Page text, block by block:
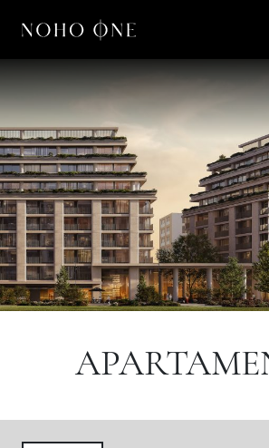
O NOHO ONE
LIFESTYLE
APARTAMENTY
O NAS
KONTAKT